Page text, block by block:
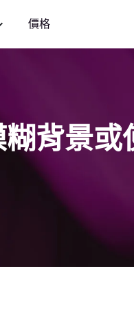
價格
背景或